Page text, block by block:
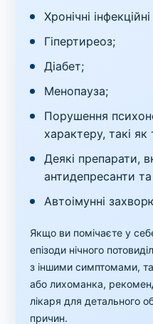
Хронічні
Гіпертиреоз;
Діабет;
Менопауза;
Порушення
характеру, такі
Деякі препарати,
антидепресанти
Автоімунні
Якщо ви помічаєте у
епізоди нічного
з іншими симптомами,
або лихоманка,
лікаря для детального
причин.